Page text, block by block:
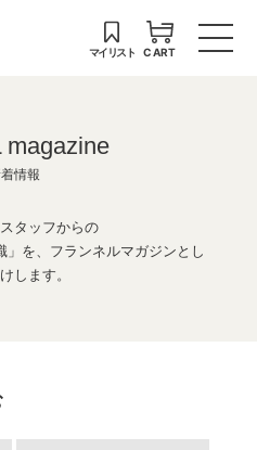
マイリスト CART
magazine
情報
タッフからの
」を、フランネルマガジンとし
します。